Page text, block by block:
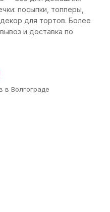
посыпки, топперы,
для тортов. Более
и доставка по
в Волгограде